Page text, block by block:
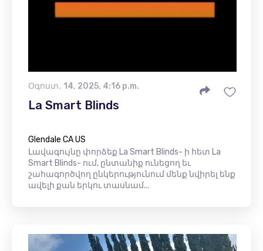
Օգոստ․ 14, 2025, 4:16 p.m.
La Smart Blinds
Glendale CA US
Լավագույնը փորձեք La Smart Blinds- ի հետ La
Smart Blinds- ում, ընտանիք ունեցող եւ
շահագործվող ընկերությունում մենք նվիրել ենք
ավելի քան երկու տասնամ...